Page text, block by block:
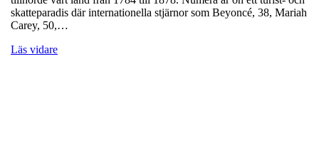
skatteparadis där internationella stjärnor som Beyoncé, 38, Mariah
Carey, 50,…
Läs vidare